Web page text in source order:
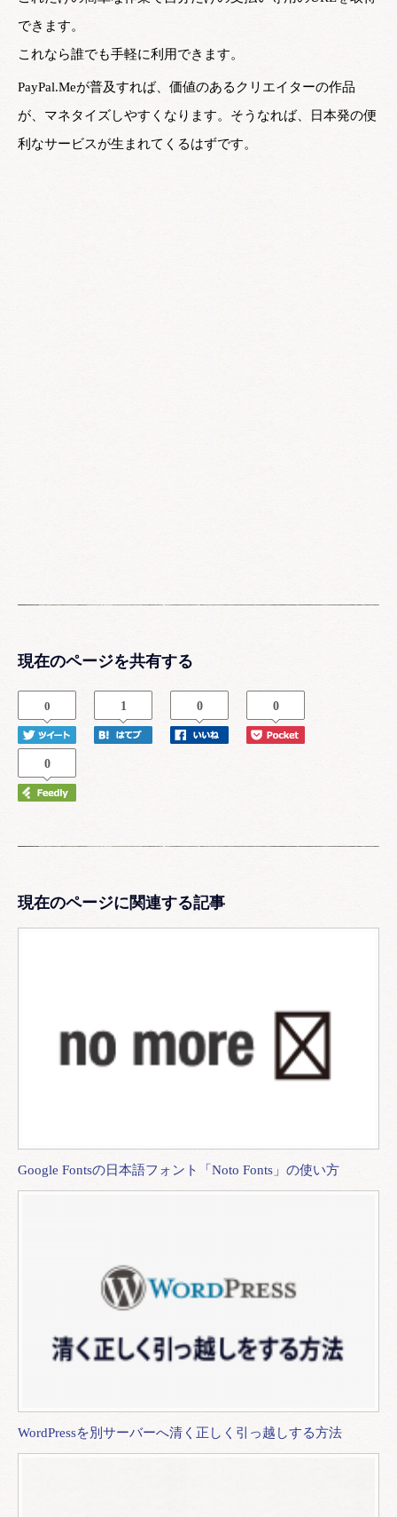
できます。
これなら誰でも手軽に利用できます。
PayPal.Meが普及すれば、価値のあるクリエイターの作品
が、マネタイズしやすくなります。そうなれば、日本発の便
利なサービスが生まれてくるはずです。
現在のページを共有する
0 1 0 0
0
現在のページに関連する記事
Google Fontsの日本語フォント「Noto Fonts」の使い方
WordPressを別サーバーへ清く正しく引っ越しする方法